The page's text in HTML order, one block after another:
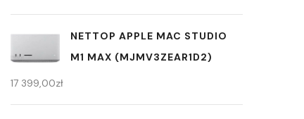
NETTOP APPLE MAC STUDIO
M1 MAX (MJMV3ZEAR1D2)
17 399,00zł